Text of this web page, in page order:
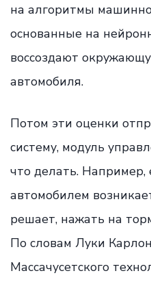
на алгоритмы
основанные на
воссоздают
автомобиля.
Потом эти оценки
систему, модуль
что делать. Например,
автомобилем
решает, нажать на
По словам Луки
Массачусетского